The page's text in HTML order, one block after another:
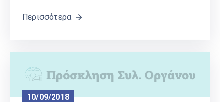
Περισσότερα
10/09/2018